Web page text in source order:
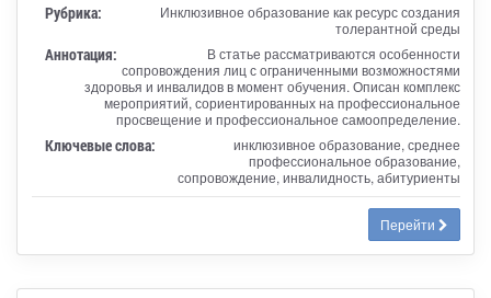
Рубрика:
Инклюзивное образование как ресурс создания
толерантной среды
Аннотация:
В статье рассматриваются особенности
сопровождения лиц с ограниченными возможностями
здоровья и инвалидов в момент обучения. Описан комплекс
мероприятий, сориентированных на профессиональное
просвещение и профессиональное самоопределение.
Ключевые слова:
инклюзивное образование, среднее
профессиональное образование,
сопровождение, инвалидность, абитуриенты
Перейти